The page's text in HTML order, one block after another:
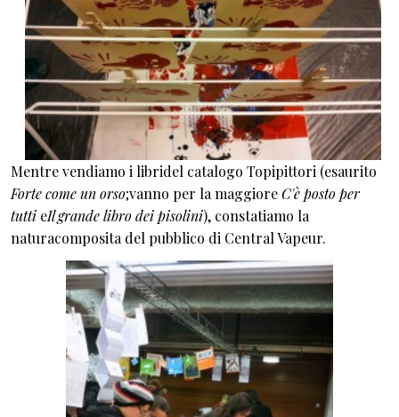
Mentre vendiamo i libridel catalogo Topipittori (esaurito
Forte come un orso;vanno per la maggioreC'è posto per
tutti eIl grande libro dei pisolini), constatiamo la
naturacomposita del pubblico di Central Vapeur.